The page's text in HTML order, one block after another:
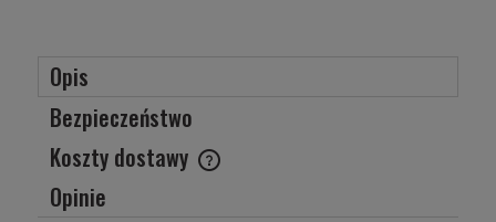
Opis
Bezpieczeństwo
Koszty dostawy
Cena nie zawiera ewentualnych kosztów płatności
Opinie